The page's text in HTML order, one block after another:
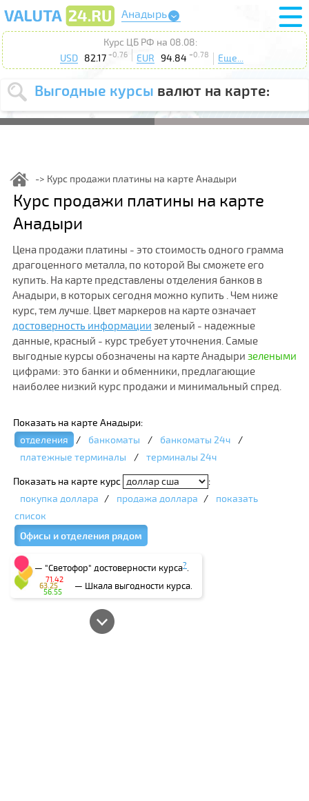
Анадырь
Курс ЦБ РФ на 08.08:
USD
82.17 +0.76 EUR 94.84 +0.78 Еще...
Выгодные курсы валют на карте:
Выберите
USD EUR
курс до
Выберите
действие : Продать Купить
Курс продажи платины на карте Анадыри
Курс продажи платины на карте
Анадыри
Цена продажи платины - это стоимость одного грамма
драгоценного металла, по которой Вы сможете его
купить. На карте представлены отделения банков в
Анадыри, в которых сегодня можно купить . Чем ниже
курс, тем лучше. Цвет маркеров на карте означает
достоверность информации зеленый - надежные
данные, красный - курс требует уточнения. Самые
выгодные курсы обозначены на карте Анадыри зелеными
цифрами: это банки и обменники, предлагающие
наиболее низкий курс продажи и минимальный спред.
Показать на карте Анадыри:
отделения
/ банкоматы / банкоматы 24ч
/
платежные терминалы
/ терминалы 24ч
Показать на карте курс
:
покупка доллара / продажа доллара /
показать
список
Офисы и отделения рядом
— "Светофор" достоверности курса?.
— Шкала выгодности курса.
56.55
63.25
71.42